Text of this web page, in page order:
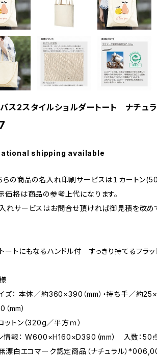
ス2スタイルショルダートート ナチュ
shipping available
の商品の名入れ印刷サービスは１カートン
格は商品の参考上代になります。
サービスはお問合せ頂ければ御見積を改めて
ートにもなるハンドル付 すっきり持てるフラッ
ズ： 本体／約360×390（mm）・持ち手／約
mm）
ットン（320g／平方ｍ）
情報： W600×H160×D390（mm） 入数：50
漂白エコマーク認定商品（ナチュラル）